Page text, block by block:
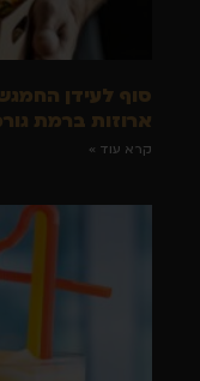
סוף לעידן
ארוזות ברמת
קרא עוד »